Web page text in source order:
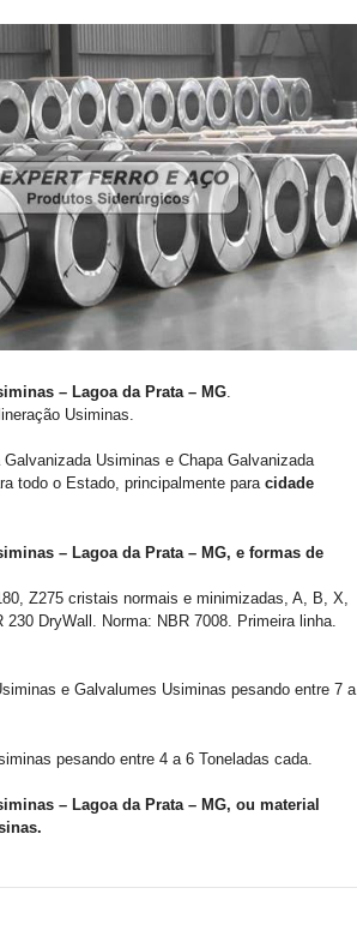
– Lagoa da Prata – MG
Usiminas.
Usiminas e Chapa Galvanizada
todo o Estado, principalmente paracidade
– Lagoa da Prata – MG, e formas de
Z275 cristais normais e minimizadas, A, B, X,
DryWall. Norma: NBR 7008. Primeira linha.
e Galvalumes Usiminas pesando entre 7 a
pesando entre 4 a 6 Toneladas cada.
– Lagoa da Prata – MG, ou material